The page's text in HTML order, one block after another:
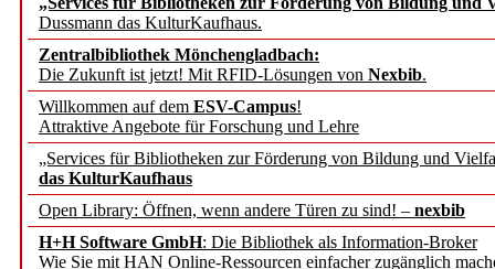
Dussmann das KulturKaufhaus.
Zentralbibliothek Mönchengladbach:
Die Zukunft ist jetzt! Mit RFID-Lösungen von Nexbib.
Willkommen auf dem ESV-Campus!
Attraktive Angebote für Forschung und Lehre
„Services für Bibliotheken zur Förderung von Bildung und
das KulturKaufhaus
Open Library: Öffnen, wenn andere Türen zu sind! – nexbib
H+H Software GmbH: Die Bibliothek als Information-Broker
Wie Sie mit HAN Online-Ressourcen einfacher zugänglich
angepasst
konstruktiv!
Mohr Siebeck
und die Zeitschrift für